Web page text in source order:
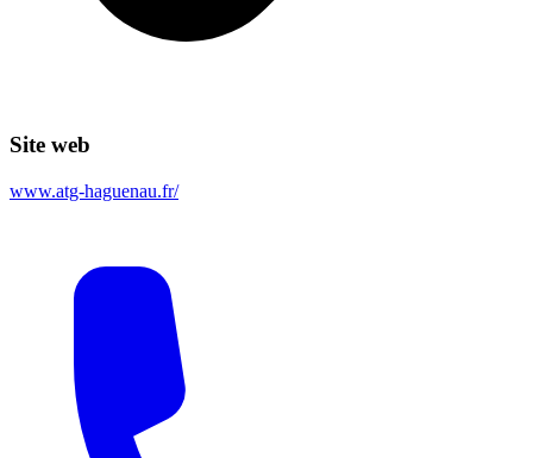
Site web
www.atg-haguenau.fr/